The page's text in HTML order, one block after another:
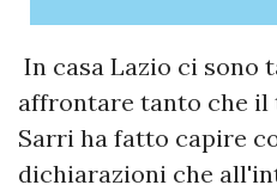
In casa Lazio ci sono
affrontare tanto che il
Sarri ha fatto capire
dichiarazioni che